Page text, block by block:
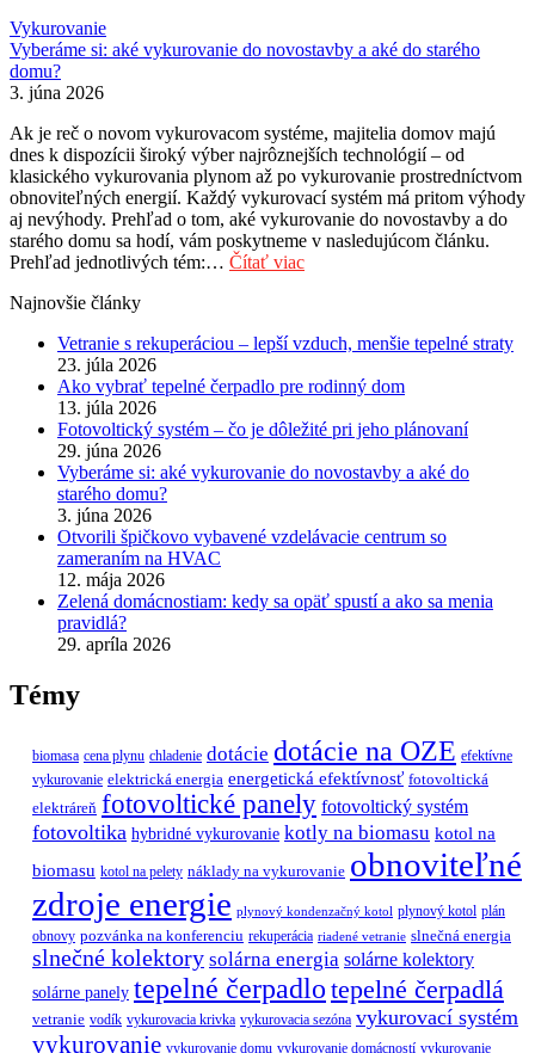
Vykurovanie
Vyberáme si: aké vykurovanie do novostavby a aké do starého
domu?
3. júna 2026
Ak je reč o novom vykurovacom systéme, majitelia domov majú
dnes k dispozícii široký výber najrôznejších technológií – od
klasického vykurovania plynom až po vykurovanie prostredníctvom
obnoviteľných energií. Každý vykurovací systém má pritom výhody
aj nevýhody. Prehľad o tom, aké vykurovanie do novostavby a do
starého domu sa hodí, vám poskytneme v nasledujúcom článku.
Prehľad jednotlivých tém:… Čítať viac
Najnovšie články
Vetranie s rekuperáciou – lepší vzduch, menšie tepelné straty
23. júla 2026
Ako vybrať tepelné čerpadlo pre rodinný dom
13. júla 2026
Fotovoltický systém – čo je dôležité pri jeho plánovaní
29. júna 2026
Vyberáme si: aké vykurovanie do novostavby a aké do
starého domu?
3. júna 2026
Otvorili špičkovo vybavené vzdelávacie centrum so
zameraním na HVAC
12. mája 2026
Zelená domácnostiam: kedy sa opäť spustí a ako sa menia
pravidlá?
29. apríla 2026
Témy
biomasa cena plynu chladenie dotácie dotácie na OZE efektívne
vykurovanie elektrická energia energetická efektívnosť fotovoltická
elektráreň fotovoltické panely fotovoltický systém
fotovoltika hybridné vykurovanie kotly na biomasu kotol na
biomasu kotol na pelety náklady na vykurovanie obnoviteľné
zdroje energie plynový kondenzačný kotol plynový kotol plán
obnovy pozvánka na konferenciu rekuperácia riadené vetranie slnečná energia
slnečné kolektory solárna energia solárne kolektory
solárne panely tepelné čerpadlo tepelné čerpadlá
vetranie vodík vykurovacia krivka vykurovacia sezóna vykurovací systém
vykurovanie vykurovanie domu vykurovanie domácností vykurovanie